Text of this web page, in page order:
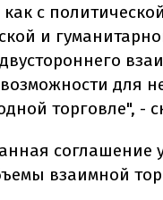
с
и
для
торговле", -
соглашение
взаимной